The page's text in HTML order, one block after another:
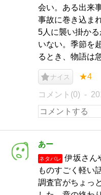
会い。ある出来
事故に巻き込ま
5人に襲い掛か
いない。季節を
るとき、物語は
ナイス ★4
コメント(0)
あー
ネタバレ
伊坂さん
ものすごく軽い
調査官がちょっ